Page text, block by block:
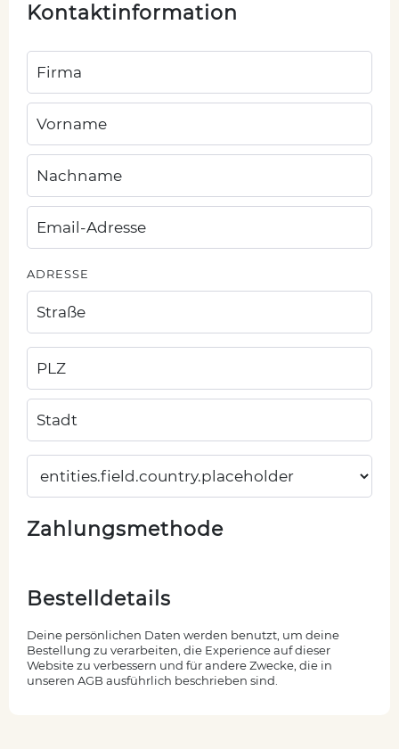
Kontaktinformation
ADRESSE
Zahlungsmethode
Bestelldetails
Deine persönlichen Daten werden benutzt, um deine
Bestellung zu verarbeiten, die Experience auf dieser
Website zu verbessern und für andere Zwecke, die in
unseren AGB ausführlich beschrieben sind.